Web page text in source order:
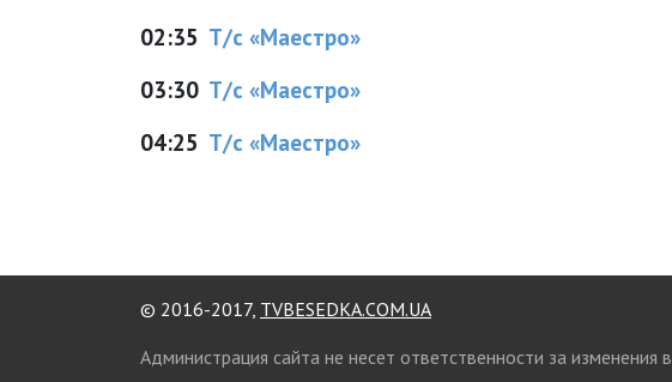
02:35 Т/с «Маестро»
03:30 Т/с «Маестро»
04:25 Т/с «Маестро»
© 2016-2017, TVBESEDKA.COM.UA
Администрация сайта не несет ответственности за изменения в